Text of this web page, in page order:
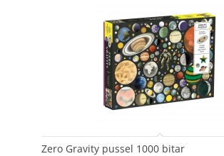
Zero Gravity pussel 1000 bitar